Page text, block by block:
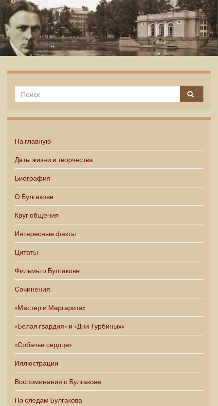
На главную
Даты жизни и творчества
Биография
О Булгакове
Круг общения
Интересные факты
Цитаты
Фильмы о Булгакове
Сочинения
«Мастер и Маргарита»
«Белая гвардия» и «Дни Турбиных»
«Собачье сердце»
Иллюстрации
Воспоминания о Булгакове
По следам Булгакова